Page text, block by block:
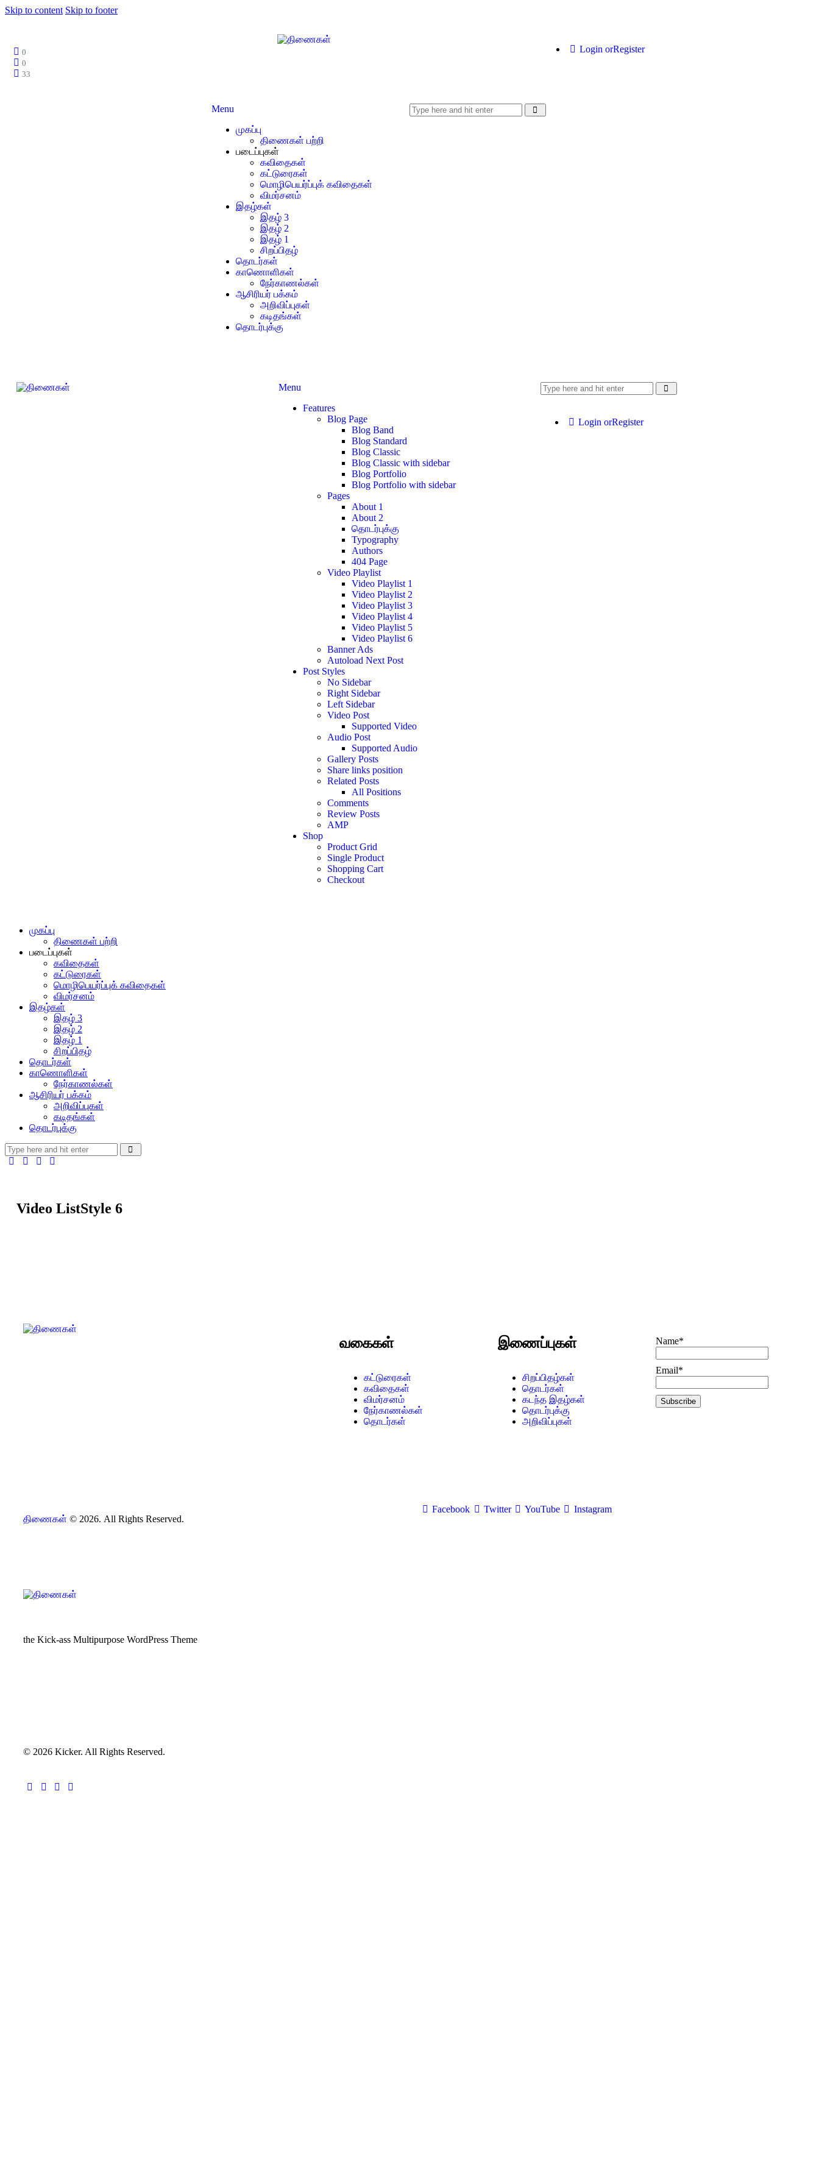
Skip to content Skip to footer
0
0
33
Login orRegister
Menu
முகப்பு
திணைகள் பற்றி
படைப்புகள்
கவிதைகள்
கட்டுரைகள்
மொழிபெயர்ப்புக் கவிதைகள்
விமர்சனம்
இதழ்கள்
இதழ் 3
இதழ் 2
இதழ் 1
சிறப்பிதழ்
தொடர்கள்
காணொளிகள்
நேர்காணல்கள்
ஆசிரியர் பக்கம்
அறிவிப்புகள்
கடிதங்கள்
தொடர்புக்கு
Menu
Features
Blog Page
Blog Band
Blog Standard
Blog Classic
Blog Classic with sidebar
Blog Portfolio
Blog Portfolio with sidebar
Pages
About 1
About 2
தொடர்புக்கு
Typography
Authors
404 Page
Video Playlist
Video Playlist 1
Video Playlist 2
Video Playlist 3
Video Playlist 4
Video Playlist 5
Video Playlist 6
Banner Ads
Autoload Next Post
Post Styles
No Sidebar
Right Sidebar
Left Sidebar
Video Post
Supported Video
Audio Post
Supported Audio
Gallery Posts
Share links position
Related Posts
All Positions
Comments
Review Posts
AMP
Shop
Product Grid
Single Product
Shopping Cart
Checkout
Login orRegister
முகப்பு
திணைகள் பற்றி
படைப்புகள்
கவிதைகள்
கட்டுரைகள்
மொழிபெயர்ப்புக் கவிதைகள்
விமர்சனம்
இதழ்கள்
இதழ் 3
இதழ் 2
இதழ் 1
சிறப்பிதழ்
தொடர்கள்
காணொளிகள்
நேர்காணல்கள்
ஆசிரியர் பக்கம்
அறிவிப்புகள்
கடிதங்கள்
தொடர்புக்கு
Video ListStyle 6
வகைகள்
கட்டுரைகள்
கவிதைகள்
விமர்சனம்
நேர்காணல்கள்
தொடர்கள்
இணைப்புகள்
சிறப்பிதழ்கள்
தொடர்கள்
கடந்த இதழ்கள்
தொடர்புக்கு
அறிவிப்புகள்
Name*
Email*
திணைகள் © 2026. All Rights Reserved.
Facebook Twitter YouTube Instagram
the Kick-ass Multipurpose WordPress Theme
© 2026 Kicker. All Rights Reserved.